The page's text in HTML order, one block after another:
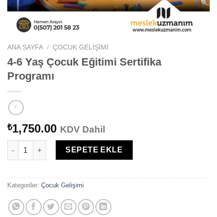
ANA SAYFA / ÇOCUK GELIŞIMI
4-6 Yaş Çocuk Eğitimi Sertifika
Programı
₺1,750.00 KDV Dahil
4-6 Yaş Çocuk Eğitimi Sertifika Programı adet
SEPETE EKLE
Kategoriler: Çocuk Gelişimi